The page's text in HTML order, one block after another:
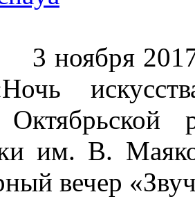
3 ноября
им. В.
вечер